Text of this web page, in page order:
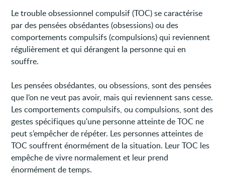
Le trouble obsessionnel compulsif (TOC) se caractérise
par des pensées obsédantes (obsessions) ou des
comportements compulsifs (compulsions) qui reviennent
régulièrement et qui dérangent la personne qui en
souffre.
Les pensées obsédantes, ou obsessions, sont des pensées
que l’on ne veut pas avoir, mais qui reviennent sans cesse.
Les comportements compulsifs, ou compulsions, sont des
gestes spécifiques qu'une personne atteinte de TOC ne
peut s’empêcher de répéter. Les personnes atteintes de
TOC souffrent énormément de la situation. Leur TOC les
empêche de vivre normalement et leur prend
énormément de temps.